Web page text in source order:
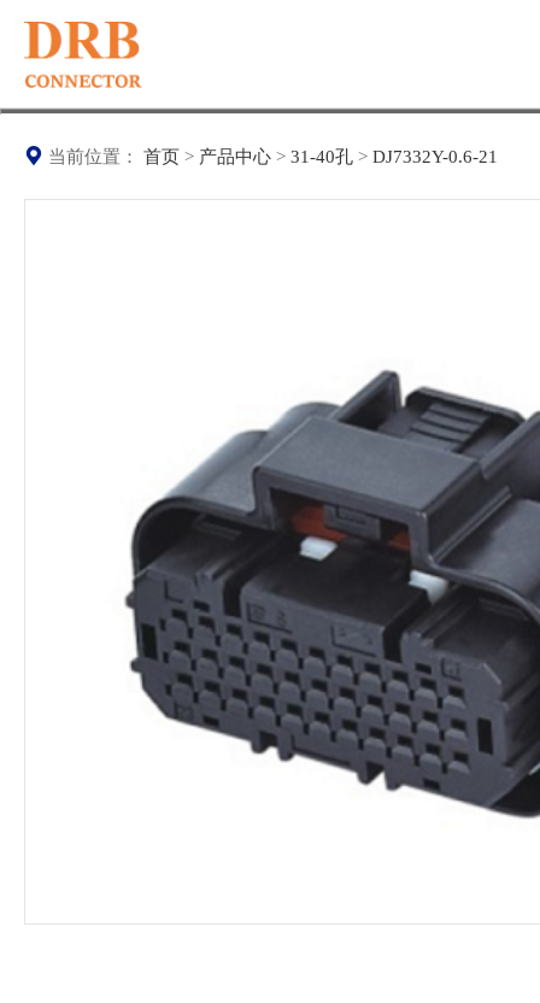
当前位置： 首页 > 产品中心 > 31-40孔 > DJ7332Y-0.6-21